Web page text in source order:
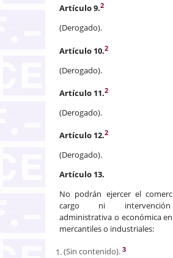
Artículo 9.2
(Derogado).
Artículo 10.2
(Derogado).
Artículo 11.2
(Derogado).
Artículo 12.2
(Derogado).
Artículo 13.
No podrán ejercer el
cargo ni
administrativa o económica
mercantiles o industriales:
(Sin contenido). 3